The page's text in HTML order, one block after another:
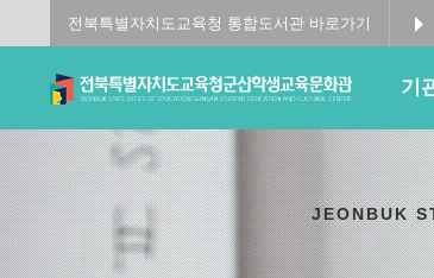
전북특별자치도교육청 통합도서관 바로가기
기
JEONBUK